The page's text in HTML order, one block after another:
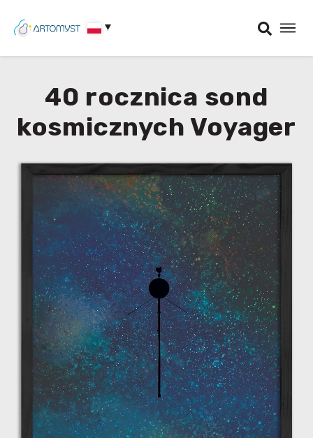
40 rocznica sond
kosmicznych Voyager